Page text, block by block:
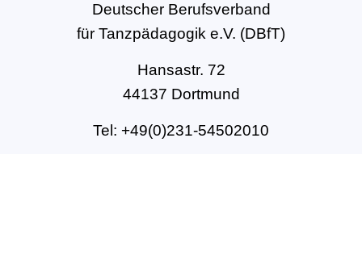
Deutscher Berufsverband
für Tanzpädagogik e.V. (DBfT)
Hansastr. 72
44137 Dortmund
Tel: +49(0)231-54502010